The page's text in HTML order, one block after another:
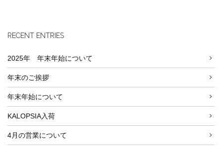
RECENT ENTRIES
2025年 年末年始について
年末のご挨拶
年末年始について
KALOPSIA入荷
4月の営業について